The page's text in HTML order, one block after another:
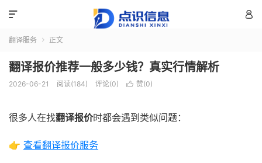


翻译服务  正文
翻译报价推荐一般多少钱？真实行情解析
2026-06-21 阅读(184) 评论(0)  赞(0)
很多人在找翻译报价时都会遇到类似问题：
👉 查看翻译报价服务